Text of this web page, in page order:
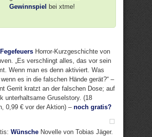
Gewinnspiel
bei xtme!
Horror-Kurzgeschichte von
„Es verschlingt alles, das vor sein
Wenn man es denn aktiviert. Was
es in die falschen Hände gerät?“ –
Gerrit kratzt an der falschen Dose; auf
unterhaltsame Gruselstory. (18
0,99 € vor der Aktion) – noch gratis?
Wünsche Novelle von Tobias Jäger.